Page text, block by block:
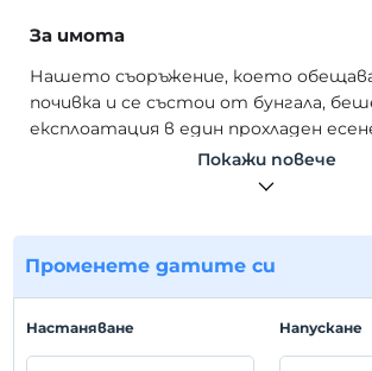
За имота
Нашето съоръжение, което
почивка и се състои от бунгала,
експлоатация в един прохладен
2020 г. в Maşukiye Kartepe, в самия
Отоплението се осъществява чрез
Стаите са проектирани така, че да
Покажи повече
Променете датите си
Hастаняване Hапускане